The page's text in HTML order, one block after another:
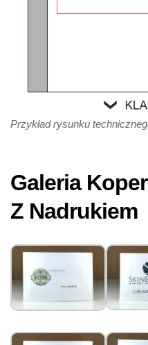
Przykład rysunku
Galeria
Z Nadrukiem